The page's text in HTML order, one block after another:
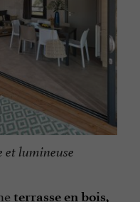
et lumineuse
terrasse en bois,